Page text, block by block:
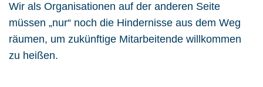
Wir als Organisationen auf der anderen Seite
müssen „nur“ noch die Hindernisse aus dem Weg
räumen, um zukünftige Mitarbeitende willkommen
zu heißen.